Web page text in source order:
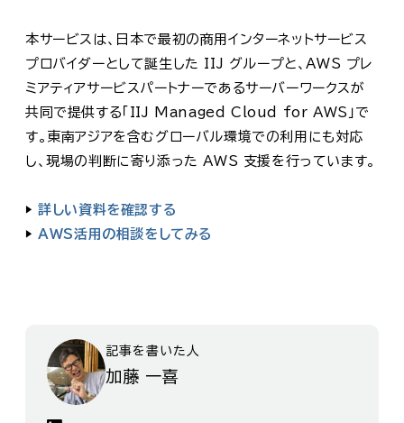
本サービスは、日本で最初の商用インターネットサービス
プロバイダーとして誕生した IIJ グループと、AWS プレ
ミアティアサービスパートナーであるサーバーワークスが
共同で提供する「IIJ Managed Cloud for AWS」で
す。東南アジアを含むグローバル環境での利用にも対応
し、現場の判断に寄り添った AWS 支援を行っています。
▶詳しい資料を確認する
▶ AWS活用の相談をしてみる
記事を書いた人
加藤 一喜